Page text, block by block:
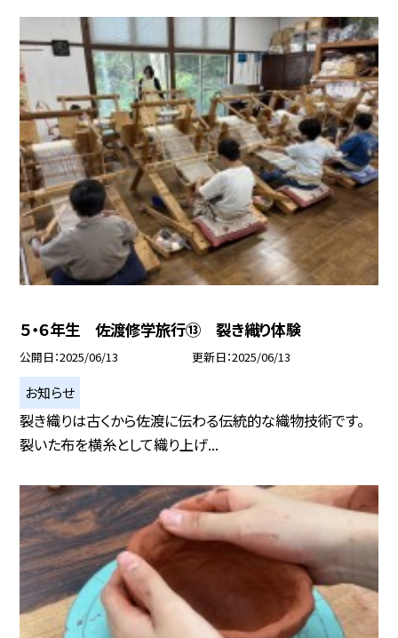
５・６年生 佐渡修学旅行⑬ 裂き織り体験
公開日 2025/06/13 更新日 2025/06/13
お知らせ
裂き織りは古くから佐渡に伝わる伝統的な織物技術です。
裂いた布を横糸として織り上げ...